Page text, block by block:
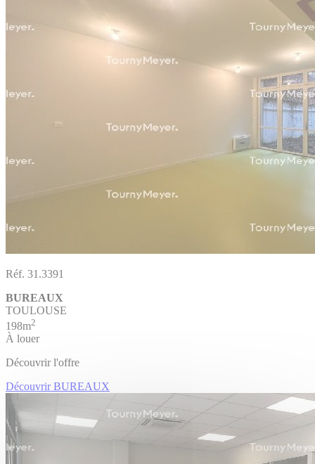
Réf. 31.3391
BUREAUX
TOULOUSE
198m2
À louer
Découvrir l'offre
Découvrir BUREAUX